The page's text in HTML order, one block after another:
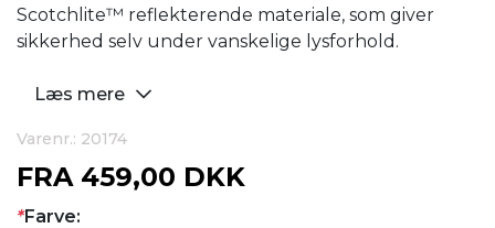
Scotchlite™ reflekterende materiale, som giver
sikkerhed selv under vanskelige lysforhold.
Læs mere
Varenr.: 20174
FRA 459,00 DKK
*Farve: